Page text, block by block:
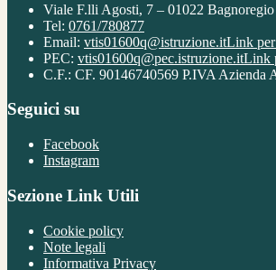
Viale F.lli Agosti, 7 – 01022
Tel: 0761/780877
Email: vtis01600q@istruzione.itLink
PEC: vtis01600q@pec.istruzione.itLink
C.F.: CF. 90146740569 P.IVA Azienda
Seguici su
Facebook
Instagram
Sezione Link Utili
Cookie policy
Note legali
Informativa Privacy